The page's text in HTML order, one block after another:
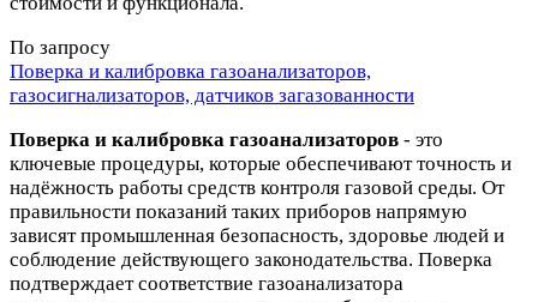
По запросу
Поверка и калибровка газоанализаторов,
газосигнализаторов, датчиков загазованности
Поверка и калибровка газоанализаторов - это
ключевые процедуры, которые обеспечивают точность и
надёжность работы средств контроля газовой среды. От
правильности показаний таких приборов напрямую
зависят промышленная безопасность, здоровье людей и
соблюдение действующего законодательства. Поверка
подтверждает соответствие газоанализатора